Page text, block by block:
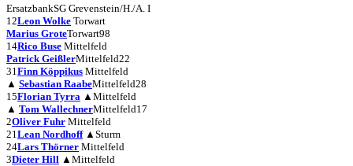
ErsatzbankSG Grevenstein/H./A. I
12Leon Wolke Torwart
Marius GroteTorwart98
14Rico Buse Mittelfeld
Patrick GeißlerMittelfeld22
31Finn Köppikus Mittelfeld
▲ Sebastian RaabeMittelfeld28
15Florian Tyrra ▲ Mittelfeld
▲ Tom WallechnerMittelfeld17
2Oliver Fuhr Mittelfeld
21Lean Nordhoff ▲ Sturm
24Lars Thörner Mittelfeld
3Dieter Hill ▲ Mittelfeld